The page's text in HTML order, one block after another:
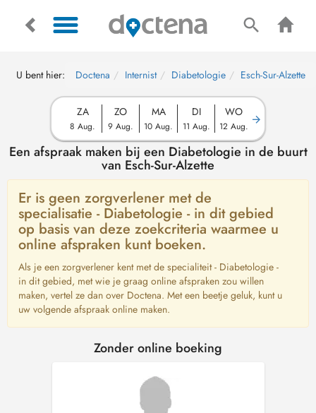
U bent hier: Doctena Internist Diabetologie Esch-Sur-Alzette
ZA
8 Aug.
ZO
9 Aug.
MA
10 Aug.
DI
11 Aug.
WO
12 Aug.
Een afspraak maken bij een Diabetologie in de buurt
van Esch-Sur-Alzette
Er is geen zorgverlener met de
specialisatie - Diabetologie - in dit gebied
op basis van deze zoekcriteria waarmee u
online afspraken kunt boeken.
Als je een zorgverlener kent met de specialiteit - Diabetologie -
in dit gebied, met wie je graag online afspraken zou willen
maken, vertel ze dan over Doctena. Met een beetje geluk, kunt u
uw volgende afspraak online maken.
Zonder online boeking